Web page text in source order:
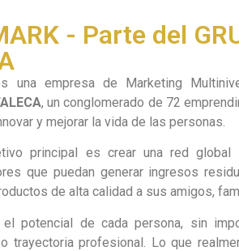
- Parte del
una empresa de Marketing
, un conglomerado de 72
y mejorar la vida de las personas.
principal es crear una red
que puedan generar ingresos
de alta calidad a sus amigos,
potencial de cada persona, sin
trayectoria profesional. Lo que